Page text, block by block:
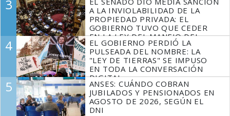
MARIDO
3
A LA INVIOLABILIDAD DE LA
PROPIEDAD PRIVADA: EL
GOBIERNO TUVO QUE CEDER
EN LA LEY DEL MANEJO DEL
FUEGO
4
EL GOBIERNO PERDIÓ LA
PULSEADA DEL NOMBRE: LA
"LEY DE TIERRAS" SE IMPUSO
EN TODA LA CONVERSACIÓN
DIGITAL
5
ANSES: CUÁNDO COBRAN
JUBILADOS Y PENSIONADOS EN
AGOSTO DE 2026, SEGÚN EL
DNI